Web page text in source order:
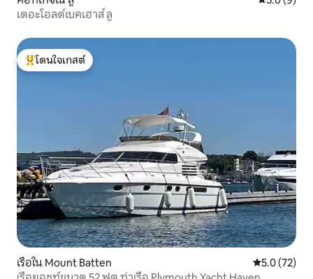
เดอะโอลด์เบคเฮาส์ ลู
โดนใจเกสต์ที่สุด
โดนใจเกสต์
เรือใน Mount Batten คะแนนเฉลี่ย
5.0 (72)